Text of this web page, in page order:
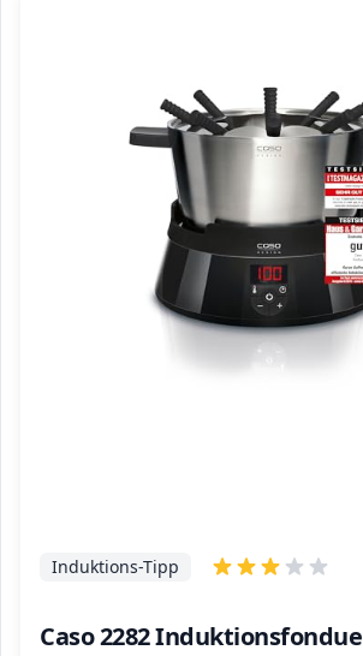
Caso 2282 Induktionsfondue
Induktions-Tipp